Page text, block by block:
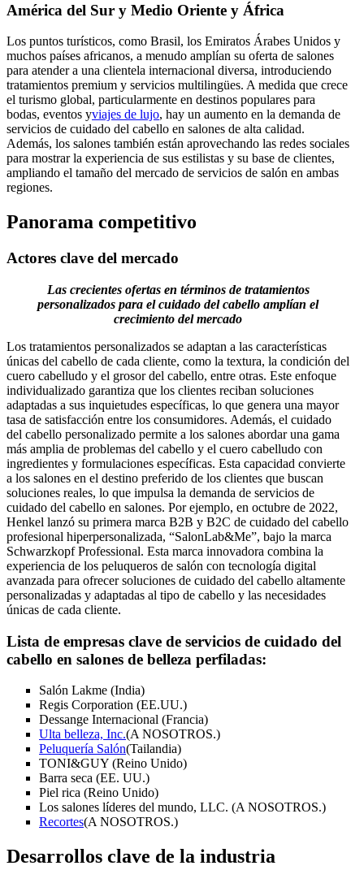
América del Sur y Medio Oriente y África
Los puntos turísticos, como Brasil, los Emiratos Árabes Unidos y
muchos países africanos, a menudo amplían su oferta de salones
para atender a una clientela internacional diversa, introduciendo
tratamientos premium y servicios multilingües. A medida que crece
el turismo global, particularmente en destinos populares para
bodas, eventos yviajes de lujo, hay un aumento en la demanda de
servicios de cuidado del cabello en salones de alta calidad.
Además, los salones también están aprovechando las redes sociales
para mostrar la experiencia de sus estilistas y su base de clientes,
ampliando el tamaño del mercado de servicios de salón en ambas
regiones.
Panorama competitivo
Actores clave del mercado
Las crecientes ofertas en términos de tratamientos
personalizados para el cuidado del cabello amplían el
crecimiento del mercado
Los tratamientos personalizados se adaptan a las características
únicas del cabello de cada cliente, como la textura, la condición del
cuero cabelludo y el grosor del cabello, entre otras. Este enfoque
individualizado garantiza que los clientes reciban soluciones
adaptadas a sus inquietudes específicas, lo que genera una mayor
tasa de satisfacción entre los consumidores. Además, el cuidado
del cabello personalizado permite a los salones abordar una gama
más amplia de problemas del cabello y el cuero cabelludo con
ingredientes y formulaciones específicas. Esta capacidad convierte
a los salones en el destino preferido de los clientes que buscan
soluciones reales, lo que impulsa la demanda de servicios de
cuidado del cabello en salones. Por ejemplo, en octubre de 2022,
Henkel lanzó su primera marca B2B y B2C de cuidado del cabello
profesional hiperpersonalizada, “SalonLab&Me”, bajo la marca
Schwarzkopf Professional. Esta marca innovadora combina la
experiencia de los peluqueros de salón con tecnología digital
avanzada para ofrecer soluciones de cuidado del cabello altamente
personalizadas y adaptadas al tipo de cabello y las necesidades
únicas de cada cliente.
Lista de empresas clave de servicios de cuidado del
cabello en salones de belleza perfiladas:
Salón Lakme (India)
Regis Corporation (EE.UU.)
Dessange Internacional (Francia)
Ulta belleza, Inc.(A NOSOTROS.)
Peluquería Salón(Tailandia)
TONI&GUY (Reino Unido)
Barra seca (EE. UU.)
Piel rica (Reino Unido)
Los salones líderes del mundo, LLC. (A NOSOTROS.)
Recortes(A NOSOTROS.)
Desarrollos clave de la industria